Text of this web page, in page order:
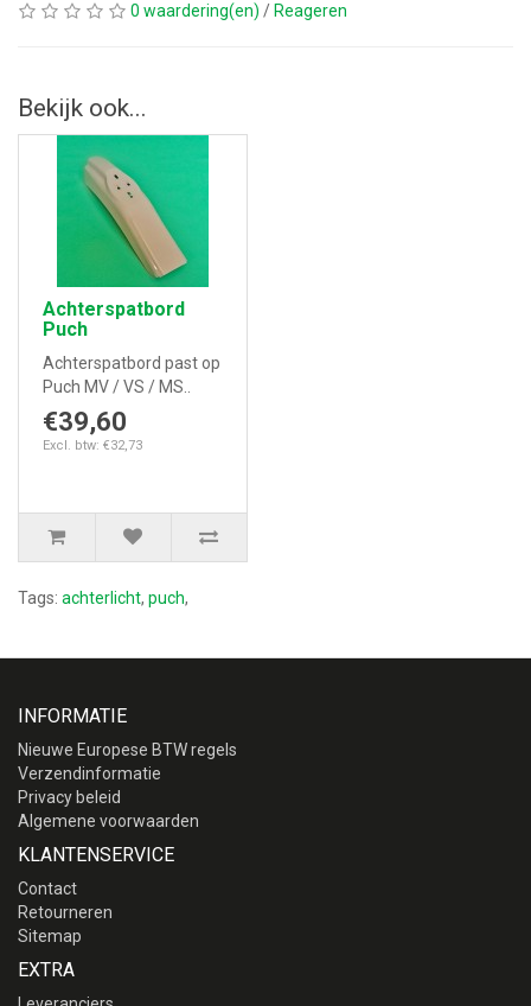
0 waardering(en) / Reageren
Bekijk ook...
Achterspatbord
Puch
Achterspatbord past op
Puch MV / VS / MS..
€39,60
Excl. btw: €32,73
Tags: achterlicht, puch,
INFORMATIE
Nieuwe Europese BTW regels
Verzendinformatie
Privacy beleid
Algemene voorwaarden
KLANTENSERVICE
Contact
Retourneren
Sitemap
EXTRA